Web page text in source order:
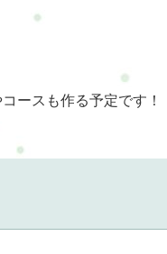
ースも作る予定です！